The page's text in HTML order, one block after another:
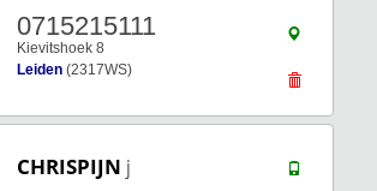
0715215111
Kievitshoek 8
Leiden (2317WS)
CHRISPIJN j